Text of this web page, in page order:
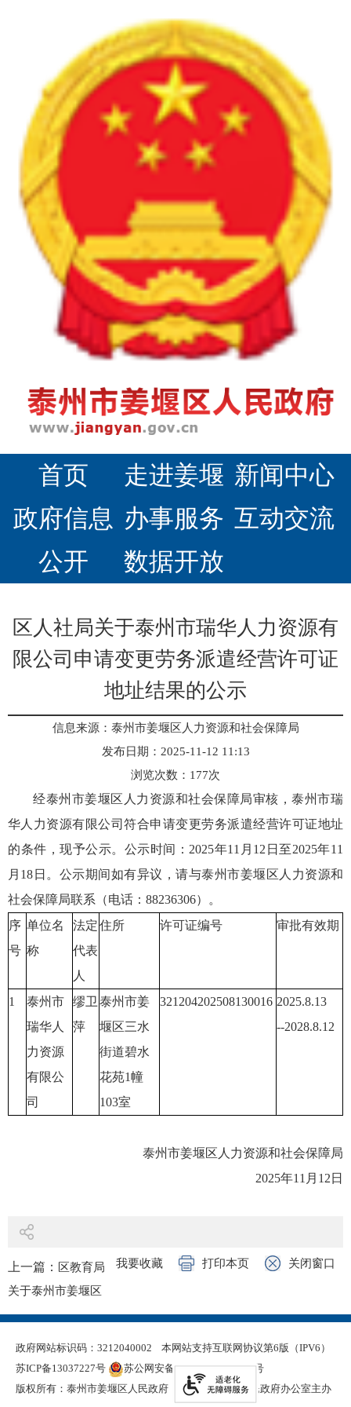
首页 走进姜堰 新闻中心
政府信息
公开
办事服务 互动交流
数据开放
区人社局关于泰州市瑞华人力资源有
限公司申请变更劳务派遣经营许可证
地址结果的公示
信息来源：泰州市姜堰区人力资源和社会保障局
发布日期：2025-11-12 11:13
浏览次数： 177次
经泰州市姜堰区人力资源和社会保障局审核，泰州市瑞
华人力资源有限公司符合申请变更劳务派遣经营许可证地址
的条件，现予公示。公示时间：2025年11月12日至2025年11
月18日。公示期间如有异议，请与泰州市姜堰区人力资源和
社会保障局联系（电话：88236306）。
序
号
单位名
称
法定
代表
人
住所 许可证编号 审批有效期
1
泰州市
瑞华人
力资源
有限公
司
缪卫
萍
泰州市姜
堰区三水
街道碧水
花苑1幢
103室
321204202508130016 2025.8.13
--2028.8.12
泰州市姜堰区人力资源和社会保障局
2025年11月12日
我要收藏 打印本页 关闭窗口
上一篇：
区教育局
关于泰州市姜堰区
2026年部分高中校园
下一篇：
区农业农
村局关于2025年“新
政府网站标识码：3212040002
本网站支持互联网协议第6版（IPV6）
苏ICP备13037227号
苏公网安备 32120402000321号
版权所有：泰州市姜堰区人民政府
泰州市姜堰区人民政府办公室主办